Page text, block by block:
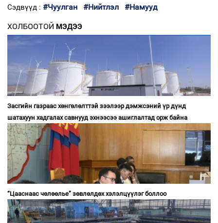
Сэдвүүд : #Чуулган #Нийтлэл #Намууд
ХОЛБООТОЙ МЭДЭЭ
Засгийн газраас хөнгөлөлттэй зээлээр дэмжсэний үр дүнд
шатахуун хадгалах савнууд эхнээсээ ашиглалтад орж байна
“Цааснаас чөлөөлье” зөвлөлдөх хэлэлцүүлэг боллоо